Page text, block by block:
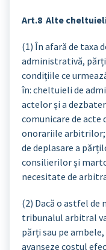
Art.8 Alte
(1) În afară de taxa
administrativă,
condițiile ce
în: cheltuieli de
actelor și a
comunicare de acte
onorariile
de deplasare a
consilierilor și
necesitate de
(2) Dacă o astfel de
tribunalul arbitral
părți sau pe
avanseze costul